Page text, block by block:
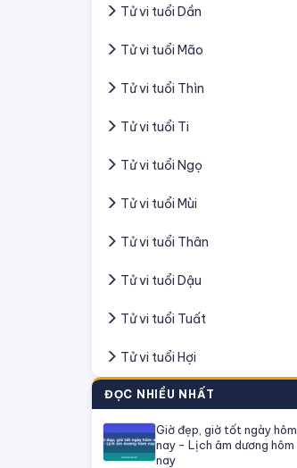
Tử vi tuổi Dần
Tử vi tuổi Mão
Tử vi tuổi Thìn
Tử vi tuổi Ti
Tử vi tuổi Ngọ
Tử vi tuổi Mùi
Tử vi tuổi Thân
Tử vi tuổi Dậu
Tử vi tuổi Tuất
Tử vi tuổi Hợi
ĐỌC NHIỀU NHẤT
Giờ đẹp, giờ tốt ngày hôm
nay - Lịch âm dương hôm
nay